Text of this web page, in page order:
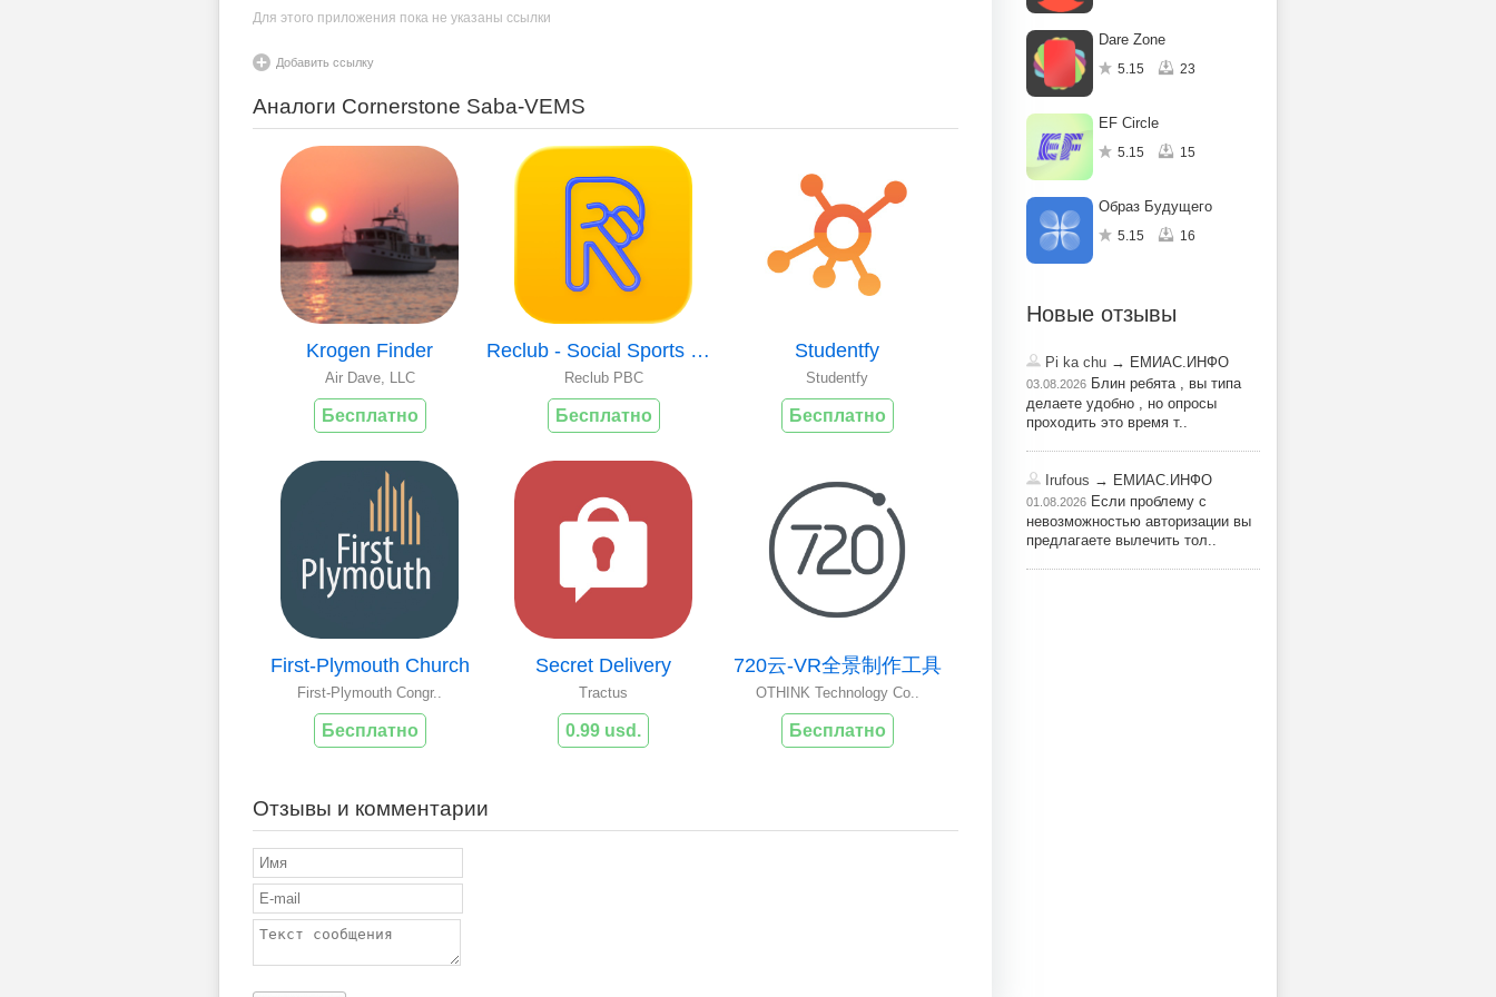
Для этого приложения пока не указаны ссылки
Добавить ссылку
Аналоги Cornerstone Saba-VEMS
Krogen Finder
Air Dave, LLC
Бесплатно
Reclub - Social Sports Nearby
Reclub PBC
Бесплатно
Studentfy
Studentfy
Бесплатно
First-Plymouth Church
First-Plymouth Congr..
Бесплатно
Secret Delivery
Tractus
0.99 usd.
720云-VR全景制作工具
OTHINK Technology Co..
Бесплатно
Отзывы и комментарии
Dare Zone
5.15 23
EF Circle
5.15 15
Образ Будущего
5.15 16
Новые отзывы
Pi ka chu → ЕМИАС.ИНФО
03.08.2026 Блин ребята , вы типа
делаете удобно , но опросы
проходить это время т..
Irufous → ЕМИАС.ИНФО
01.08.2026 Если проблему с
невозможностью авторизации вы
предлагаете вылечить тол..